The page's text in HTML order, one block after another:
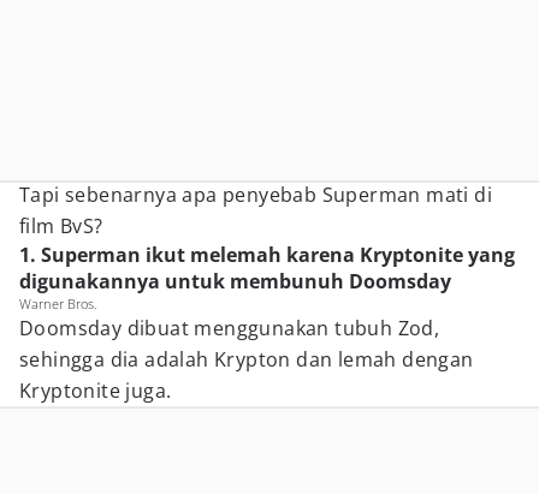
Tapi sebenarnya apa penyebab Superman mati di
film BvS?
1. Superman ikut melemah karena Kryptonite yang
digunakannya untuk membunuh Doomsday
Warner Bros.
Doomsday dibuat menggunakan tubuh Zod,
sehingga dia adalah Krypton dan lemah dengan
Kryptonite juga.